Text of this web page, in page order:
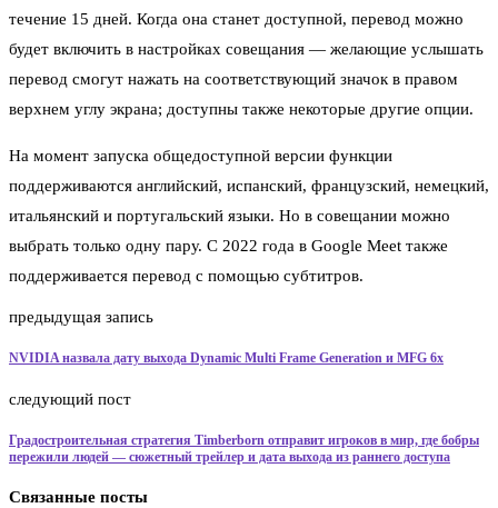
течение 15 дней. Когда она станет доступной, перевод можно
будет включить в настройках совещания — желающие услышать
перевод смогут нажать на соответствующий значок в правом
верхнем углу экрана; доступны также некоторые другие опции.
На момент запуска общедоступной версии функции
поддерживаются английский, испанский, французский, немецкий,
итальянский и португальский языки. Но в совещании можно
выбрать только одну пару. С 2022 года в Google Meet также
поддерживается перевод с помощью субтитров.
предыдущая запись
NVIDIA назвала дату выхода Dynamic Multi Frame Generation и MFG 6x
следующий пост
Градостроительная стратегия Timberborn отправит игроков в мир, где бобры
пережили людей — сюжетный трейлер и дата выхода из раннего доступа
Связанные посты